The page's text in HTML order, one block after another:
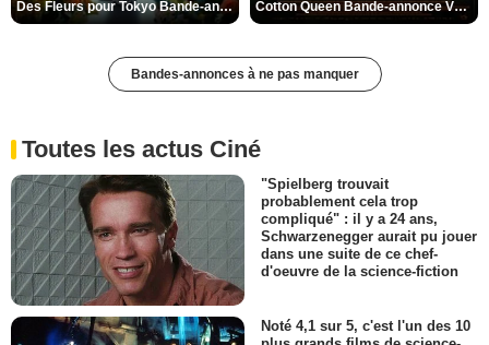
Des Fleurs pour Tokyo Bande-annonce VO STFR Cotton Queen Bande-annonce VO STFR
Bandes-annonces à ne pas manquer
Toutes les actus Ciné
"Spielberg trouvait
probablement cela trop
compliqué" : il y a 24 ans,
Schwarzenegger aurait pu jouer
dans une suite de ce chef-
d'oeuvre de la science-fiction
Noté 4,1 sur 5, c'est l'un des 10